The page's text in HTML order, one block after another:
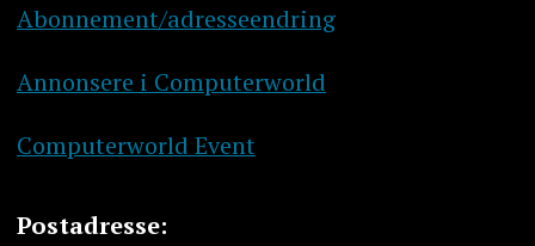
Abonnement/adresseendring
Annonsere i Computerworld
Computerworld Event
Postadresse: